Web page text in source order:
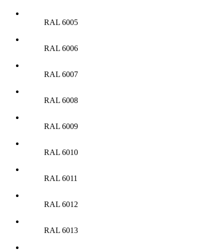
RAL 6005
RAL 6006
RAL 6007
RAL 6008
RAL 6009
RAL 6010
RAL 6011
RAL 6012
RAL 6013